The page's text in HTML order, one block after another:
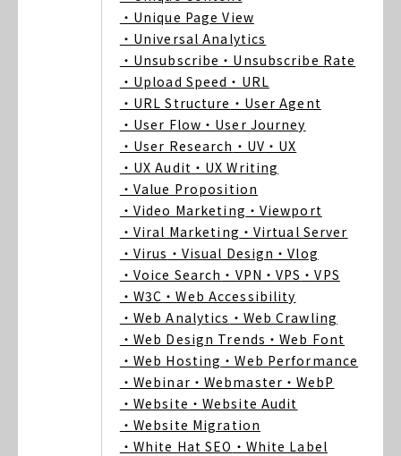
・Unique Page View
・Universal Analytics
・Unsubscribe ・Unsubscribe Rate
・Upload Speed ・URL
・URL Structure ・User Agent
・User Flow ・User Journey
・User Research ・UV ・UX
・UX Audit ・UX Writing
・Value Proposition
・Video Marketing ・Viewport
・Viral Marketing ・Virtual Server
・Virus ・Visual Design ・Vlog
・Voice Search ・VPN ・VPS ・VPS
・W3C ・Web Accessibility
・Web Analytics ・Web Crawling
・Web Design Trends ・Web Font
・Web Hosting ・Web Performance
・Webinar ・Webmaster ・WebP
・Website ・Website Audit
・Website Migration
・White Hat SEO ・White Label